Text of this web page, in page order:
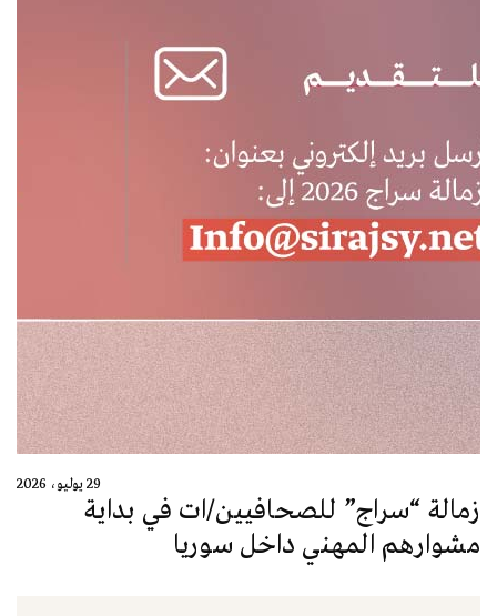
29 يوليو، 2026
زمالة “سراج” للصحافيين/ات في بداية
مشوارهم المهني داخل سوريا